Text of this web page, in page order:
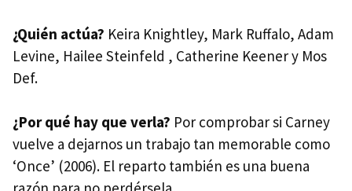
¿Quién actúa? Keira Knightley, Mark Ruffalo, Adam
Levine, Hailee Steinfeld , Catherine Keener y Mos
Def.
¿Por qué hay que verla? Por comprobar si Carney
vuelve a dejarnos un trabajo tan memorable como
‘Once’ (2006). El reparto también es una buena